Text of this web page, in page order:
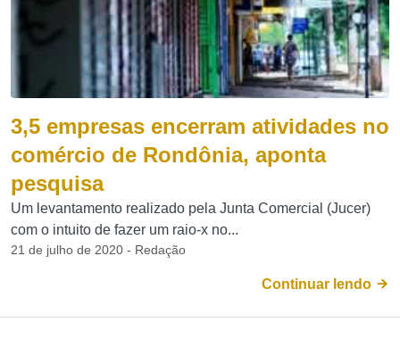
3,5 empresas encerram atividades no
comércio de Rondônia, aponta
pesquisa
Um levantamento realizado pela Junta Comercial (Jucer)
com o intuito de fazer um raio-x no...
21 de julho de 2020 - Redação
Continuar lendo